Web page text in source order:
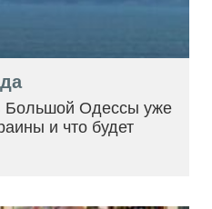
Большой Одессы уже
и что будет